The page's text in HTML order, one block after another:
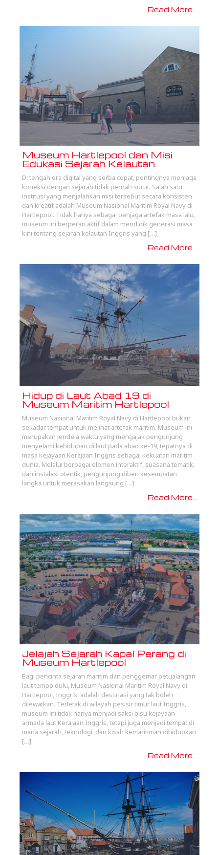
Read More...
Museum Hartlepool dan Misi
Edukasi Sejarah Kelautan
Di tengah era digital yang serba cepat, pentingnya menjaga
koneksi dengan sejarah tidak pernah surut. Salah satu
institusi yang menjalankan misi tersebut secara konsisten
dan kreatif adalah Museum Nasional Maritim Royal Navy di
Hartlepool. Tidak hanya sebagai penjaga artefak masa lalu,
museum ini berperan aktif dalam mendidik generasi masa
kini tentang sejarah kelautan Inggris yang […]
Read More...
Hidup di Laut Abad 19 di
Museum Maritim Hartlepool
Museum Nasional Maritim Royal Navy di Hartlepool bukan
sekadar tempat untuk melihat artefak maritim. Museum ini
merupakan jendela waktu yang mengajak pengunjung
menyelami kehidupan di laut pada abad ke-19, tepatnya di
masa kejayaan Kerajaan Inggris sebagai kekuatan maritim
dunia. Melalui berbagai elemen interaktif, suasana tematik,
dan instalasi otentik, pengunjung diberi kesempatan
langka untuk merasakan langsung […]
Read More...
Jelajah Sejarah Kapal Perang di
Museum Hartlepool
Bagi pencinta sejarah maritim dan penggemar petualangan
laut tempo dulu, Museum Nasional Maritim Royal Navy di
Hartlepool, Inggris, adalah destinasi yang tak boleh
dilewatkan. Terletak di wilayah pesisir timur laut Inggris,
museum ini tidak hanya menjadi saksi bisu kejayaan
armada laut Kerajaan Inggris, tetapi juga menjadi tempat di
mana sejarah, teknologi, dan kisah kemaritiman dihidupkan
[…]
Read More...